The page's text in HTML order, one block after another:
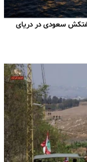
سعودی در دریای